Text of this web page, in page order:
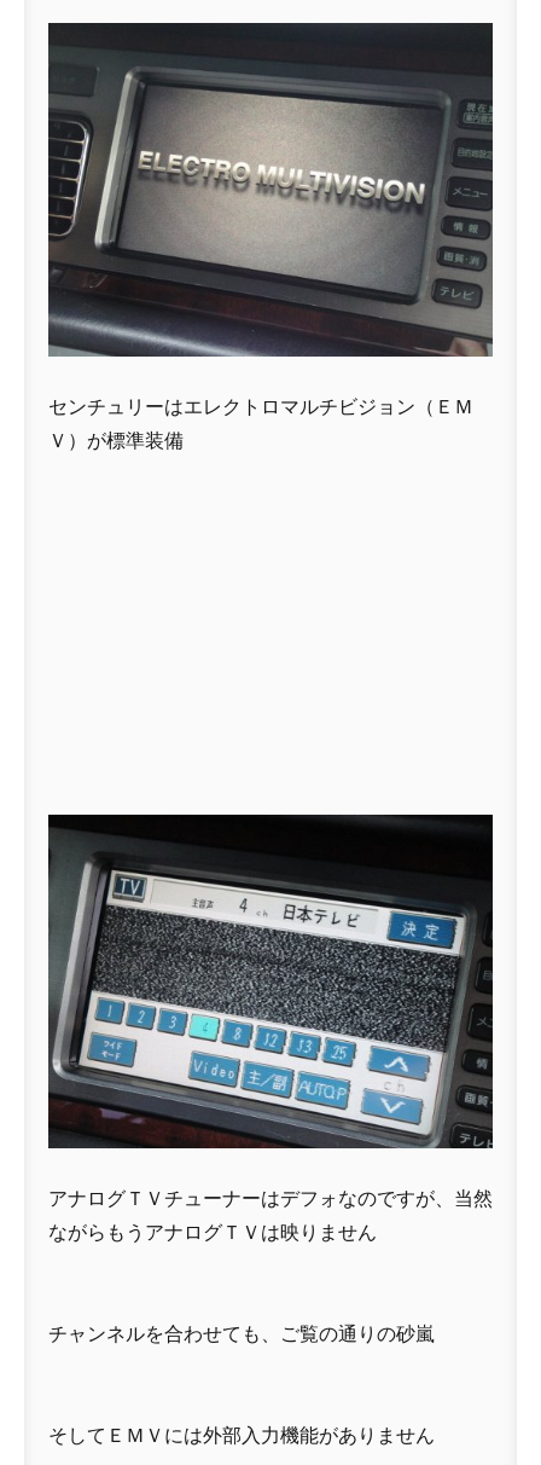
センチュリーはエレクトロマルチビジョン（ＥＭ
Ｖ）が標準装備
アナログＴＶチューナーはデフォなのですが、当然
ながらもうアナログＴＶは映りません
チャンネルを合わせても、ご覧の通りの砂嵐
そしてＥＭＶには外部入力機能がありません